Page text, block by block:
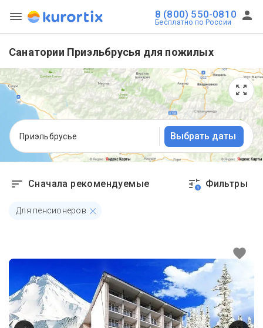
8 (800) 550-0810
Бесплатно по России
Санатории Приэльбрусья для пожилых
Приэльбрусье Выбрать даты
Сначала рекомендуемые 1 Фильтры
Для пенсионеров